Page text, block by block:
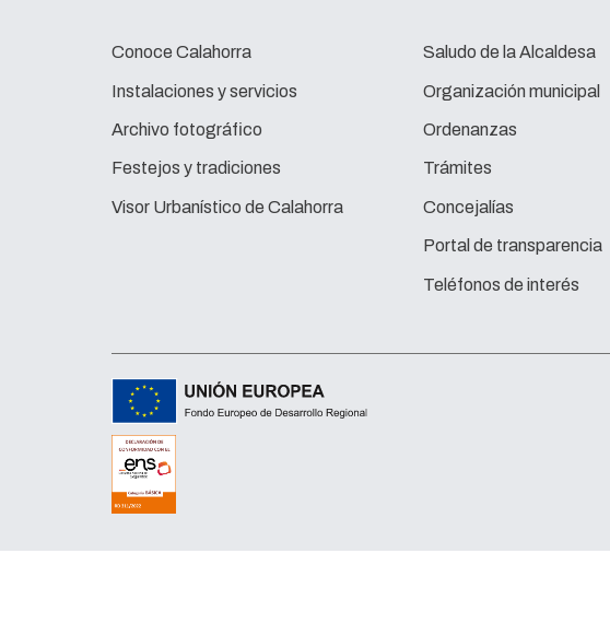
Conoce Calahorra
Instalaciones y servicios
Archivo fotográfico
Festejos y tradiciones
Visor Urbanístico de Calahorra
Saludo de la Alcaldesa
Organización municipal
Ordenanzas
Trámites
Concejalías
Portal de transparencia
Teléfonos de interés